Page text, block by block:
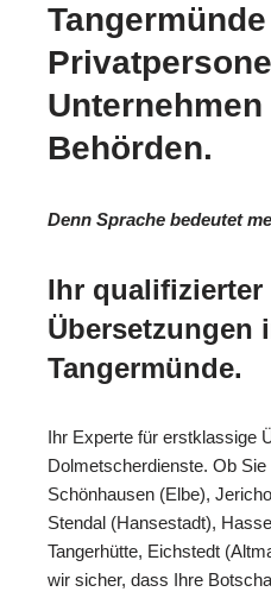
Unternehmen
Behörden.
Denn Sprache bedeutet
Ihr qualifizierter
Übersetzungen
Tangermünde.
Ihr Experte für erstklassige
Dolmetscherdienste. Ob Sie
Schönhausen (Elbe),
Stendal (Hansestadt),
Tangerhütte, Eichstedt
wir sicher, dass Ihre